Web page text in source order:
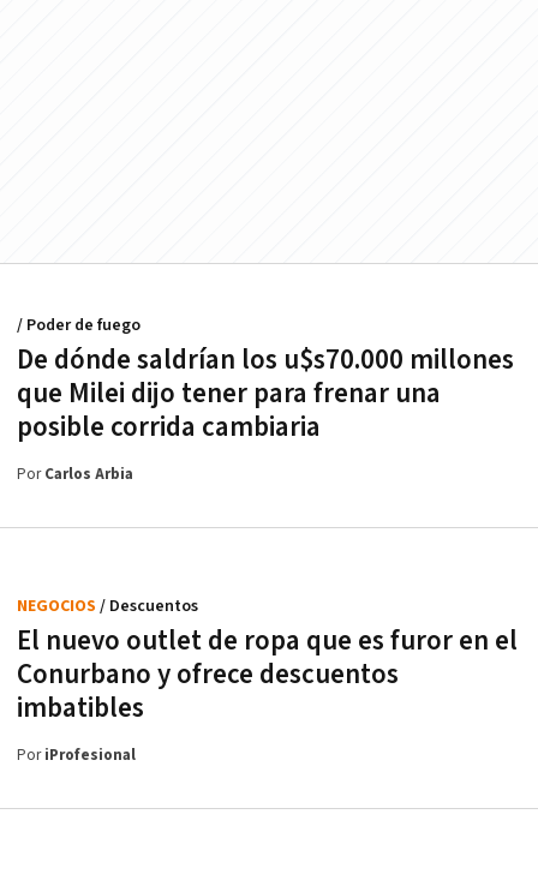
De dónde saldrían los u$s70.000 millones
que Milei dijo tener para frenar una
posible corrida cambiaria
/ Poder de fuego
PorCarlos Arbia
El nuevo outlet de ropa que es furor en el
Conurbano y ofrece descuentos
imbatibles
NEGOCIOS / Descuentos
PoriProfesional